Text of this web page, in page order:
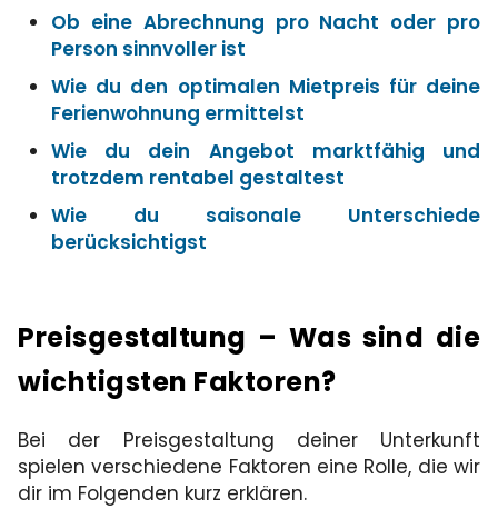
Ob eine Abrechnung pro Nacht oder pro
Person sinnvoller ist
Wie du den optimalen Mietpreis für deine
Ferienwohnung ermittelst
Wie du dein Angebot marktfähig und
trotzdem rentabel gestaltest
Wie du saisonale Unterschiede
berücksichtigst
Preisgestaltung – Was sind die
wichtigsten Faktoren?
Bei der Preisgestaltung deiner Unterkunft
spielen verschiedene Faktoren eine Rolle, die wir
dir im Folgenden kurz erklären.